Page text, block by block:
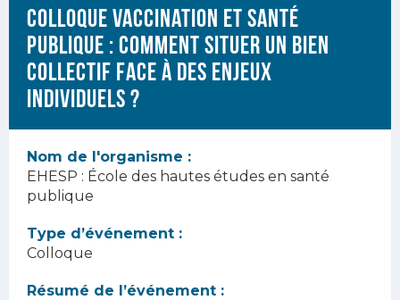
Colloque Vaccination et santé
publique : Comment situer un bien
collectif face à des enjeux
individuels ?
Nom de l'organisme :
EHESP : École des hautes études en santé
publique
Type d’événement :
Colloque
Résumé de l’événement :